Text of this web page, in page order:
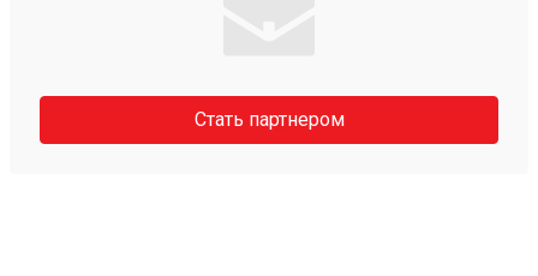
Стать партнером